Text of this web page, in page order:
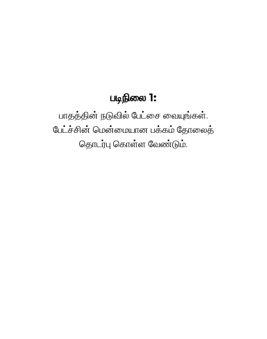
படிநிலை 1:
பாதத்தின் நடுவில் பேட்சை வையுங்கள்.
பேட்ச்சின் மென்மையான பக்கம் தோலைத்
தொடர்பு கொள்ள வேண்டும்.